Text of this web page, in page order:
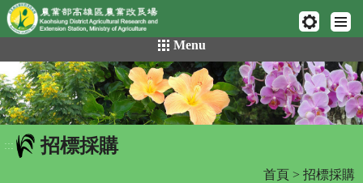
網頁置頂
到
主
要
內
容
區
Menu
::: 招標採購
首頁 > 招標採購